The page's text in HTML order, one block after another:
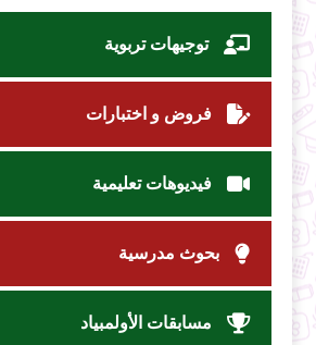
توجيهات تربوية
فروض و اختبارات
فيديوهات تعليمية
بحوث مدرسية
مسابقات الأولمبياد